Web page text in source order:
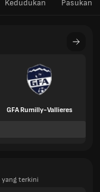
Kedudukan Pasukan
GFA Rumilly-Vallieres
yang terkini